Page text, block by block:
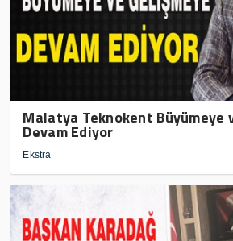
Malatya Teknokent Büyümeye
Devam Ediyor
Ekstra